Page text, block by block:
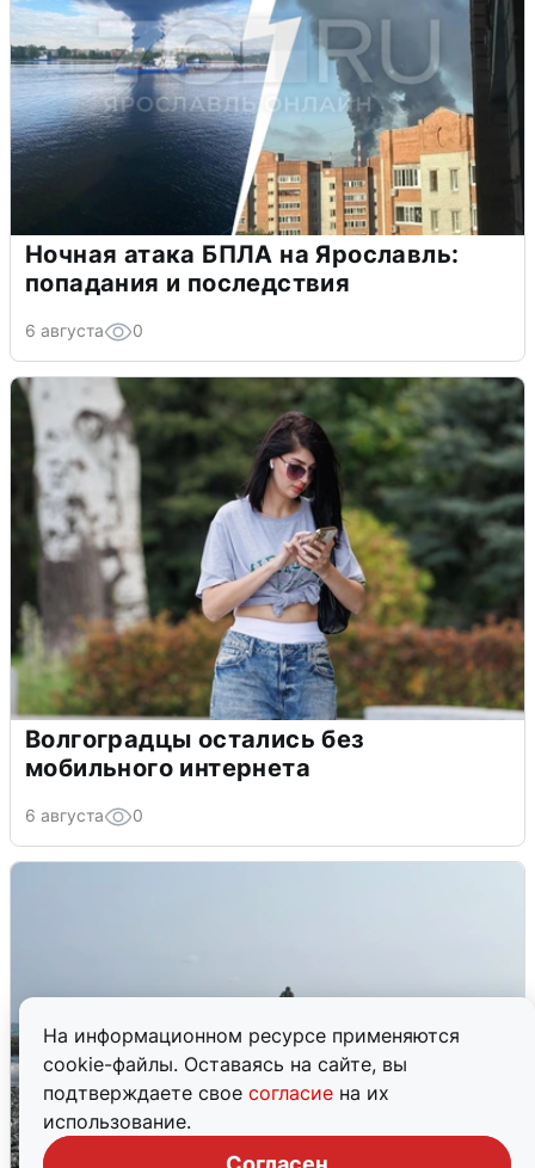
На информационном ресурсе применяются
cookie-файлы. Оставаясь на сайте, вы
подтверждаете свое согласие на их
использование.
Ночная атака БПЛА на Ярославль:
попадания и последствия
6 августа 0
Волгоградцы остались без
мобильного интернета
6 августа 0